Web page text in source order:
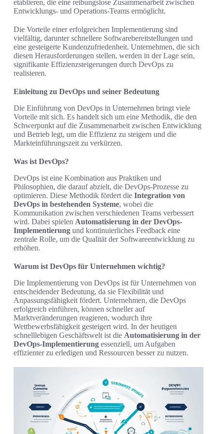
etablieren, die eine reibungslose Zusammenarbeit zwischen
Entwicklungs- und Operations-Teams ermöglicht.
Die Vorteile einer erfolgreichen Implementierung sind
vielfältig, darunter schnellere Softwarebereitstellungen und
eine gesteigerte Kundenzufriedenheit. Unternehmen, die sich
diesen Herausforderungen stellen, werden in der Lage sein,
signifikante Effizienzsteigerungen durch DevOps zu
realisieren.
Einleitung zu DevOps und seiner Bedeutung
Die Einführung von DevOps in Unternehmen bringt viele
Vorteile mit sich. Es handelt sich um eine Methodik, die den
Schwerpunkt auf die Zusammenarbeit zwischen Entwicklung
und Betrieb legt, um die Effizienz zu steigern und die
Markteinführungszeit zu verkürzen.
Was ist DevOps?
DevOps ist eine Kombination aus Praktiken und
Philosophien, die darauf abzielt, die DevOps-Prozesse zu
optimieren. Diese Methodik fördert die Integration von
DevOps in bestehenden Systeme, wobei die
Kommunikation zwischen verschiedenen Teams verbessert
wird. Dabei spielen Automatisierung in der DevOps-
Implementierung und kontinuierliches Feedback eine
zentrale Rolle, um die Qualität der Softwareentwicklung zu
erhöhen.
Warum ist DevOps für Unternehmen wichtig?
Die Implementierung von DevOps ist für Unternehmen von
entscheidender Bedeutung, da sie Flexibilität und
Anpassungsfähigkeit fördert. Unternehmen, die DevOps
erfolgreich einführen, können schneller auf
Marktveränderungen reagieren, wodurch ihre
Wettbewerbsfähigkeit gesteigert wird. In der heutigen
schnelllebigen Geschäftswelt ist die Automatisierung in der
DevOps-Implementierung essenziell, um Aufgaben
effizienter zu erledigen und Ressourcen besser zu nutzen.